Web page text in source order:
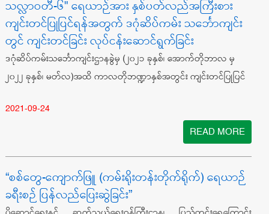
သလ္လာဝတီ-၆" ရေယာဉ်အား နှစ်ပတ်လည်အကြီးစား
ကျင်းတင်ပြုပြင်ရန်အတွက် ဒဂုံဆိပ်ကမ်း သင်္ဘောကျင်း
တွင် ကျင်းတင်ခြင်း လုပ်ငန်းဆောင်ရွက်ခြင်း
ဒဂုံဆိပ်ကမ်းသင်္ဘောကျင်းဌာနခွဲမှ (၂၀၂၁ ခုနှစ်၊ အောက်တိုဘာလ မှ
၂၀၂၂ ခုနှစ်၊ မတ်လ)အထိ ကာလတိုဘဏ္ဍာနှစ်အတွင်း ကျင်းတင်ပြုပြင်
2021-09-24
READ MORE
“စစ်တွေ-ကျောက်ဖြူ (ကမ်းရိုးတန်းတိုက်ရိုက်) ရေယာဉ်
ခရီးစဉ် ပြန်လည်ပြေးဆွဲခြင်း”